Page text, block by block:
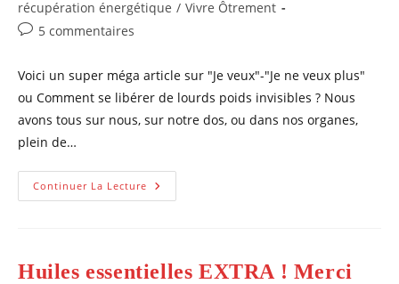
récupération énergétique / Vivre Ôtrement
Commentaires
la
publication :
5 commentaires
Voici un super méga article sur "Je veux"-"Je ne veux plus"
ou Comment se libérer de lourds poids invisibles ? Nous
avons tous sur nous, sur notre dos, ou dans nos organes,
plein de…
Continuer La Lecture « Je
Veux »-« Je
Comment
Se
Huiles essentielles EXTRA ! Merci